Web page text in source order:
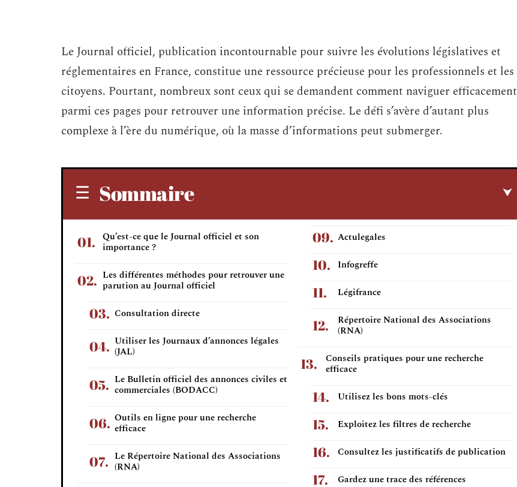
Le Journal officiel, publication incontournable pour suivre les évolutions législatives et
réglementaires en France, constitue une ressource précieuse pour les professionnels et les
citoyens. Pourtant, nombreux sont ceux qui se demandent comment naviguer efficacement
parmi ces pages pour retrouver une information précise. Le défi s’avère d’autant plus
complexe à l’ère du numérique, où la masse d’informations peut submerger.
Sommaire
Qu’est-ce que le Journal officiel et son
importance ?
Les différentes méthodes pour retrouver une
parution au Journal officiel
Consultation directe
Utiliser les Journaux d’annonces légales
(JAL)
Le Bulletin officiel des annonces civiles et
commerciales (BODACC)
Outils en ligne pour une recherche
efficace
Le Répertoire National des Associations
(RNA)
Actulegales
Infogreffe
Légifrance
Répertoire National des Associations
(RNA)
Conseils pratiques pour une recherche
efficace
Utilisez les bons mots-clés
Exploitez les filtres de recherche
Consultez les justificatifs de publication
Gardez une trace des références